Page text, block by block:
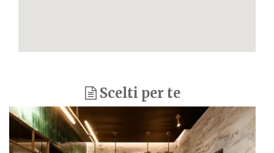
Scelti per te